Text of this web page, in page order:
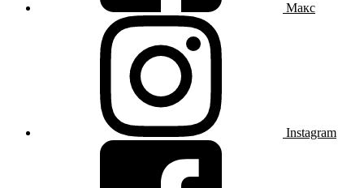
Макс
Instagram